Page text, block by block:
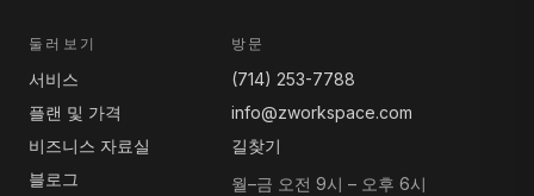
둘러보기
서비스
플랜 및 가격
비즈니스 자료실
블로그
방문
(714) 253-7788
info@zworkspace.com
길찾기
월–금 오전 9시 – 오후 6시